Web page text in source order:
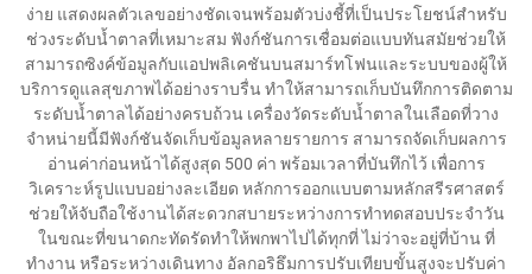
ง่าย แสดงผลตัวเลขอย่างชัดเจนพร้อมตัวบ่งชี้ที่เป็นประโยชน์สำหรับ
ช่วงระดับน้ำตาลที่เหมาะสม ฟังก์ชันการเชื่อมต่อแบบทันสมัยช่วยให้
สามารถซิงค์ข้อมูลกับแอปพลิเคชันบนสมาร์ทโฟนและระบบของผู้ให้
บริการดูแลสุขภาพได้อย่างราบรื่น ทำให้สามารถเก็บบันทึกการติดตาม
ระดับน้ำตาลได้อย่างครบถ้วน เครื่องวัดระดับน้ำตาลในเลือดที่วาง
จำหน่ายนี้มีฟังก์ชันจัดเก็บข้อมูลหลายรายการ สามารถจัดเก็บผลการ
อ่านค่าก่อนหน้าได้สูงสุด 500 ค่า พร้อมเวลาที่บันทึกไว้ เพื่อการ
วิเคราะห์รูปแบบอย่างละเอียด หลักการออกแบบตามหลักสรีรศาสตร์
ช่วยให้จับถือใช้งานได้สะดวกสบายระหว่างการทำทดสอบประจำวัน
ในขณะที่ขนาดกะทัดรัดทำให้พกพาไปได้ทุกที่ ไม่ว่าจะอยู่ที่บ้าน ที่
ทำงาน หรือระหว่างเดินทาง อัลกอริธึมการปรับเทียบขั้นสูงจะปรับค่า